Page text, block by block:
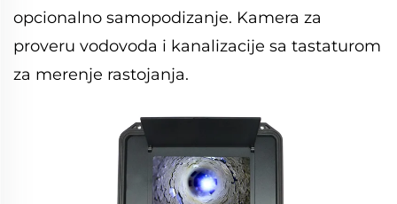
opcionalno samopodizanje. Kamera za
proveru vodovoda i kanalizacije sa tastaturom
za merenje rastojanja.